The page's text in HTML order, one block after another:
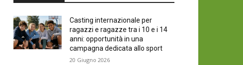
Casting internazionale per
ragazzi e ragazze tra i 10 e i 14
anni: opportunità in una
campagna dedicata allo sport
20 Giugno 2026